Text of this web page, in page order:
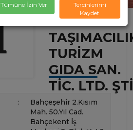
SIMGE
TURIZM
GIDA SAN.
TIC. LTD.
:
Bahçeşehir 2.Kısım
Mah. 50.Yıl Cad.
Bahçekent İş
Tümüne İzin Ver
Tercihlerimi
Kaydet